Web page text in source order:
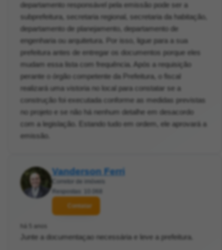
departamento responsável pela emissão pode ser a
subprefeitura, secretaria regional, secretaria da habitação,
departamento de planejamento, departamento de
engenharia ou arquitetura. Por isso, ligue para a sua
prefeitura antes de entregar os documentos porque eles
mudam essa lista com frequência. Após a requisição
perante o órgão competente da Prefeitura, o fiscal
realizará uma vistoria no local para constatar se a
construção foi executada conforme as medidas previstas
no projeto e se não há nenhum detalhe em desacordo
com a legislação. Estando tudo em ordem, ele aprovará a
emissão.
Vanderson Ferri
Contatar
Junte a documentaçao necessária e leve a prefeitura.